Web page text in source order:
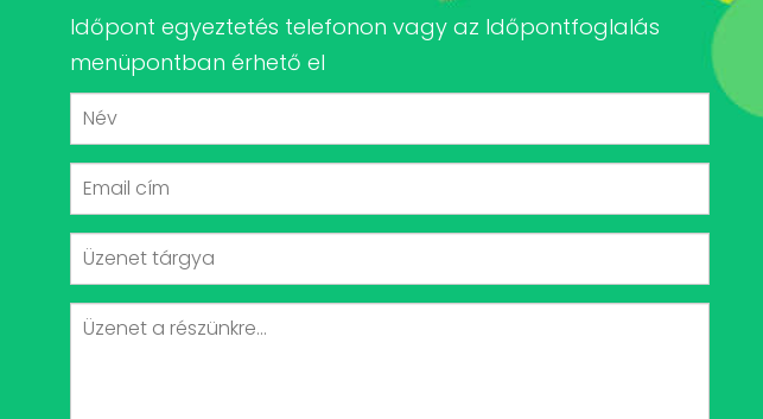
Időpont egyeztetés telefonon vagy az Időpontfoglalás
menüpontban érhető el